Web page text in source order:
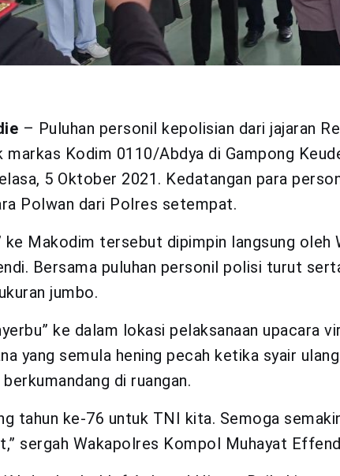
– Puluhan personil kepolisian dari jajaran
markas Kodim 0110/Abdya di Gampong
5 Oktober 2021. Kedatangan para
Polwan dari Polres setempat.
ke Makodim tersebut dipimpin langsung oleh
Bersama puluhan personil polisi turut
jumbo.
ke dalam lokasi pelaksanaan upacara
yang semula hening pecah ketika syair
di ruangan.
tahun ke-76 untuk TNI kita. Semoga
sergah Wakapolres Kompol Muhayat